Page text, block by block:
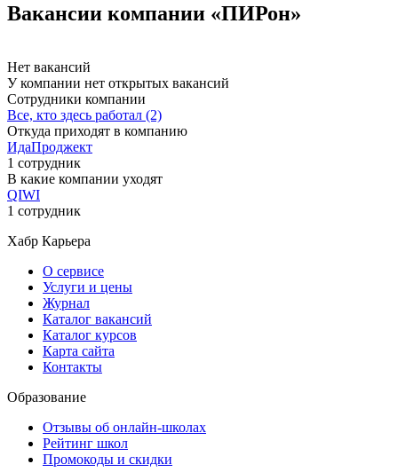
Вакансии компании «ПИРон»
Нет вакансий
У компании нет открытых вакансий
Сотрудники компании
Все, кто здесь работал (2)
Откуда приходят в компанию
ИдаПроджект
1 сотрудник
В какие компании уходят
QIWI
1 сотрудник
Хабр Карьера
О сервисе
Услуги и цены
Журнал
Каталог вакансий
Каталог курсов
Карта сайта
Контакты
Образование
Отзывы об онлайн-школах
Рейтинг школ
Промокоды и скидки